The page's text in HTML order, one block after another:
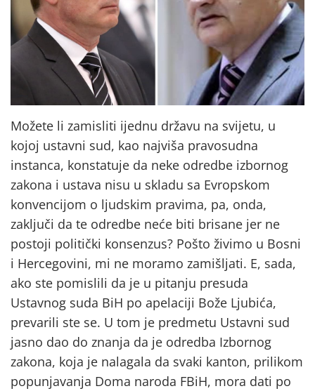
Možete li zamisliti ijednu državu na svijetu, u
kojoj ustavni sud, kao najviša pravosudna
instanca, konstatuje da neke odredbe izbornog
zakona i ustava nisu u skladu sa Evropskom
konvencijom o ljudskim pravima, pa, onda,
zaključi da te odredbe neće biti brisane jer ne
postoji politički konsenzus? Pošto živimo u Bosni
i Hercegovini, mi ne moramo zamišljati. E, sada,
ako ste pomislili da je u pitanju presuda
Ustavnog suda BiH po apelaciji Bože Ljubića,
prevarili ste se. U tom je predmetu Ustavni sud
jasno dao do znanja da je odredba Izbornog
zakona, koja je nalagala da svaki kanton, prilikom
popunjavanja Doma naroda FBiH, mora dati po